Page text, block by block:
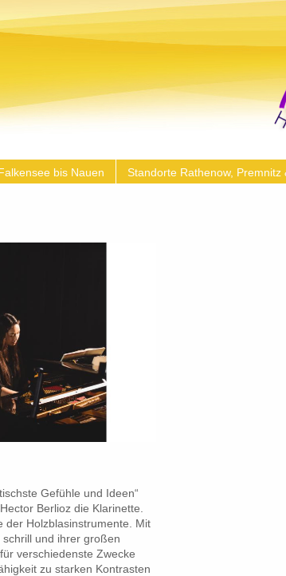
bis Nauen Standorte Rathenow, Premnitz
Gefühle und Ideen“
Berlioz die Klarinette.
der Holzblasinstrumente. Mit
und ihrer großen
verschiedenste Zwecke
zu starken Kontrasten